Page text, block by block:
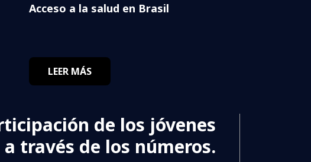
Acceso a la salud en Brasil
LEER MÁS
de los jóvenes
través de los números.